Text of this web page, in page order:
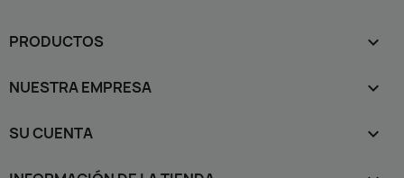
PRODUCTOS 
NUESTRA EMPRESA 
SU CUENTA 